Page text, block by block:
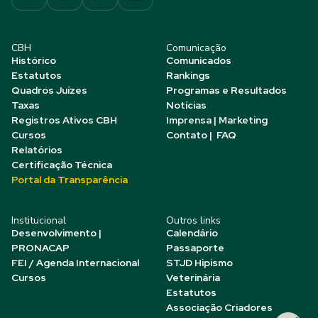
CBH
Histórico
Estatutos
Quadros Juízes
Taxas
Registros Ativos CBH
Cursos
Relatórios
Certificação Técnica
Portal da Transparência
Comunicação
Comunicados
Rankings
Programas e Resultados
Notícias
Imprensa | Marketing
Contato | FAQ
Institucional
Desenvolvimento |
PRONACAP
FEI / Agenda Internacional
Cursos
Outros links
Calendário
Passaporte
STJD Hipismo
Veterinária
Estatutos
Associação Criadores